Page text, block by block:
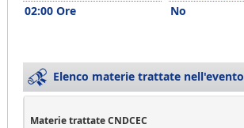
02:00 Ore No
Elenco materie trattate nell'evento
Materie trattate CNDCEC